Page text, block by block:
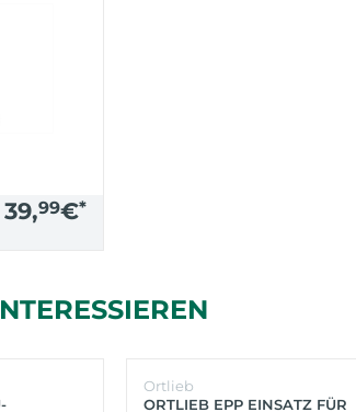
39,99€*
Ortlieb
ORTLIEB EPP EINSATZ FÜR